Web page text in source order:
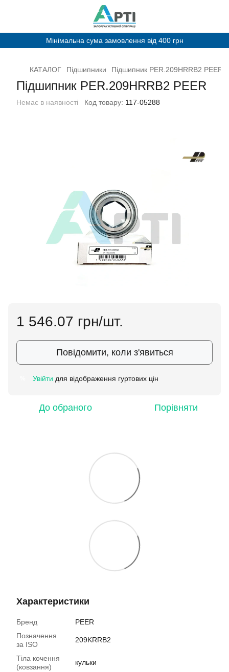
Мінімальна сума замовлення від 400 грн
КАТАЛОГ Підшипники Підшипник PER.209HRRB2 PEER
Підшипник PER.209HRRB2 PEER
Немає в наявності Код товару: 117-05288
1 546.07 грн/шт.
Повідомити, коли з'явиться
Увійти для відображення гуртових цін
До обраного Порівняти
Характеристики
Бренд
PEER
Позначення
за ISO
209KRRB2
Тіла кочення
(ковзання)
кульки